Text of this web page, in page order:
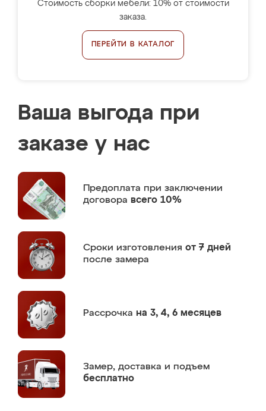
Стоимость сборки мебели: 10% от стоимости
заказа.
ПЕРЕЙТИ В КАТАЛОГ
Ваша выгода при
заказе у нас
Предоплата при заключении
договора всего 10%
Сроки изготовления от 7 дней
после замера
Рассрочка на 3, 4, 6 месяцев
Замер, доставка и подъем
бесплатно